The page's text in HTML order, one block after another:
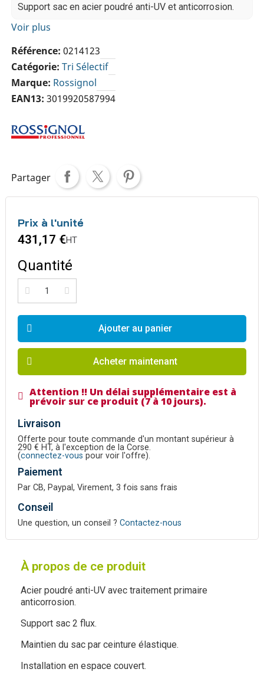
Support sac en acier poudré anti-UV et anticorrosion.
Voir plus
Référence 0214123
Catégorie Tri Sélectif
Marque Rossignol
EAN13 3019920587994
Partager
Prix à l'unité
431,17 €HT
Quantité
Ajouter au panier
Acheter maintenant
Attention !! Un délai supplémentaire est à
prévoir sur ce produit (7 à 10 jours).
Livraison
Offerte pour toute commande d'un montant supérieur à
290 € HT, à l'exception de la Corse.
(connectez-vous pour voir l'offre).
Paiement
Par CB, Paypal, Virement, 3 fois sans frais
Conseil
Une question, un conseil ? Contactez-nous
À propos de ce produit
Acier poudré anti-UV avec traitement primaire
anticorrosion.
Support sac 2 flux.
Maintien du sac par ceinture élastique.
Installation en espace couvert.